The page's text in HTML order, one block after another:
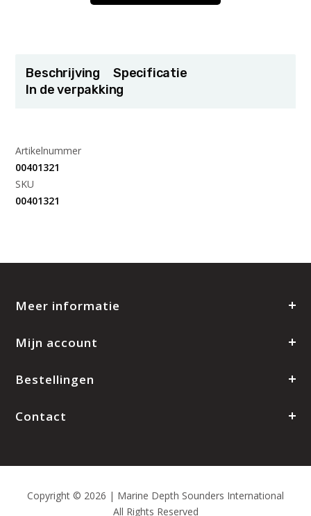
Beschrijving
Specificatie
In de verpakking
Artikelnummer
00401321
SKU
00401321
Meer informatie
Mijn account
Bestellingen
Contact
Copyright © 2026 | Marine Depth Sounders International
All Rights Reserved